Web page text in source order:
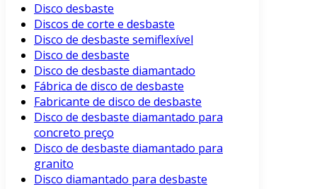
Disco desbaste
Discos de corte e desbaste
Disco de desbaste semiflexível
Disco de desbaste
Disco de desbaste diamantado
Fábrica de disco de desbaste
Fabricante de disco de desbaste
Disco de desbaste diamantado para
concreto preço
Disco de desbaste diamantado para
granito
Disco diamantado para desbaste